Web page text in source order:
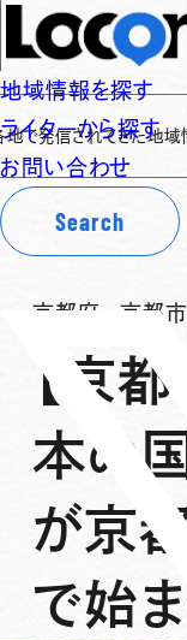
地域情報を探す
ライターから探す
お問い合わせ
Search
てきた地域情報を保存
京都府 -京都市
【京
本の
が京
で始ま